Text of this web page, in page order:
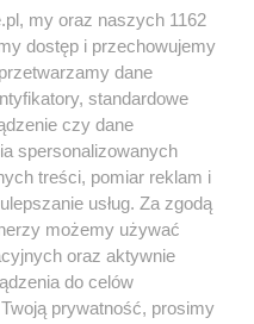
problemów z
cztery duże
roku
© 2004 - 2026 GPmedia
Kopiowanie treści bez
zgody autorów zabronione.
używa plików
w urządzeniach
z serwisu, w celu
poprawy jakości
my oraz naszych 1162
dostęp i przechowujemy
dane
standardowe
czy dane
spersonalizowanych
treści, pomiar reklam i
usług. Za zgodą
możemy używać
oraz aktywnie
do celów
prywatność, prosimy